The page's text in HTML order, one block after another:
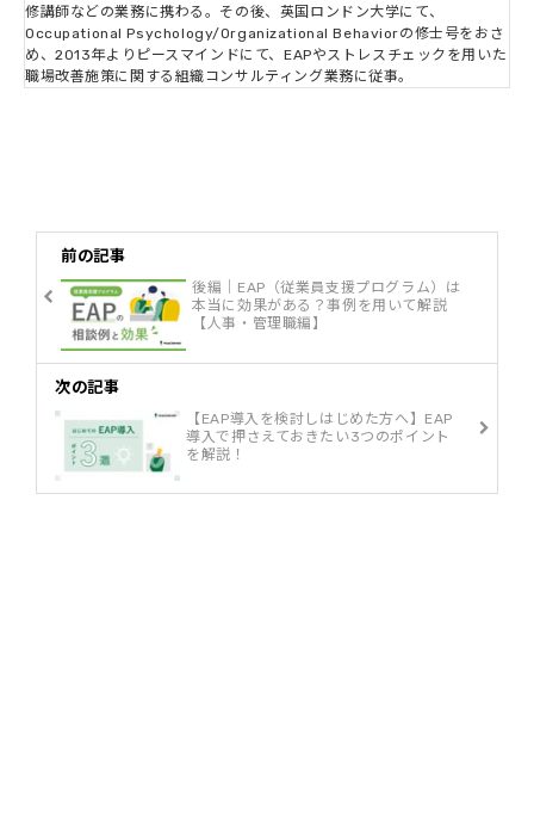
修講師などの業務に携わる。その後、英国ロンドン大学にて、
Occupational Psychology/Organizational Behaviorの修士号をおさ
め、2013年よりピースマインドにて、EAPやストレスチェックを用いた
職場改善施策に関する組織コンサルティング業務に従事。
前の記事
後編｜EAP（従業員支援プログラム）は
本当に効果がある？事例を用いて解説
【人事・管理職編】
次の記事
【EAP導入を検討しはじめた方へ】EAP
導入で押さえておきたい3つのポイント
を解説！